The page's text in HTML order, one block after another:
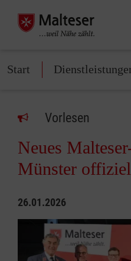
Start
Vorlesen
Neues
Münster
26.01.2026